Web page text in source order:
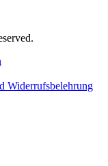
Widerrufsbelehrung